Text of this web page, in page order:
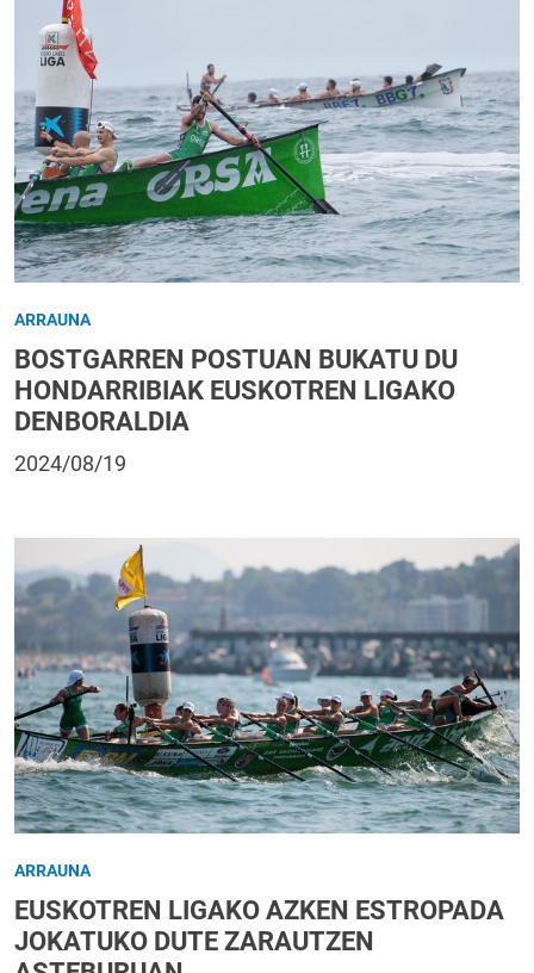
ARRAUNA
BOSTGARREN POSTUAN BUKATU DU
HONDARRIBIAK EUSKOTREN LIGAKO
DENBORALDIA
2024/08/19
ARRAUNA
EUSKOTREN LIGAKO AZKEN ESTROPADA
JOKATUKO DUTE ZARAUTZEN